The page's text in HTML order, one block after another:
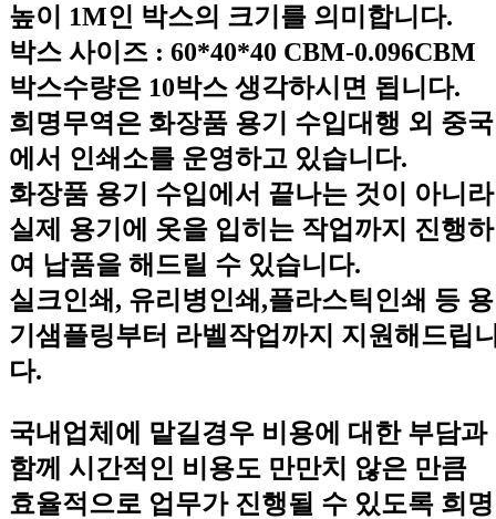
높이 1M인 박스의 크기를 의미합니다.
박스 사이즈 : 60*40*40 CBM-0.096CBM
박스수량은 10박스 생각하시면 됩니다.
희명무역은 화장품 용기 수입대행 외 중국
에서 인쇄소를 운영하고 있습니다.
화장품 용기 수입에서 끝나는 것이 아니라
실제 용기에 옷을 입히는 작업까지 진행하
여 납품을 해드릴 수 있습니다.
실크인쇄, 유리병인쇄,플라스틱인쇄 등 용
기샘플링부터 라벨작업까지 지원해드립
다.
국내업체에 맡길경우 비용에 대한 부담과
함께 시간적인 비용도 만만치 않은 만큼
효율적으로 업무가 진행될 수 있도록 희명